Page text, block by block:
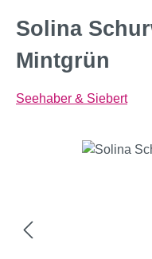
Solina
Mintgrün
Seehaber & Siebert
Bildergalerie